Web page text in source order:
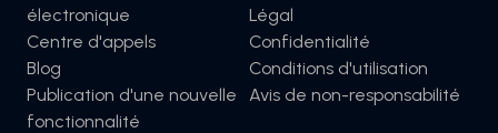
électronique
Centre d'appels
Blog
Publication d'une nouvelle
fonctionnalité
Légal
Confidentialité
Conditions d'utilisation
Avis de non-responsabilité